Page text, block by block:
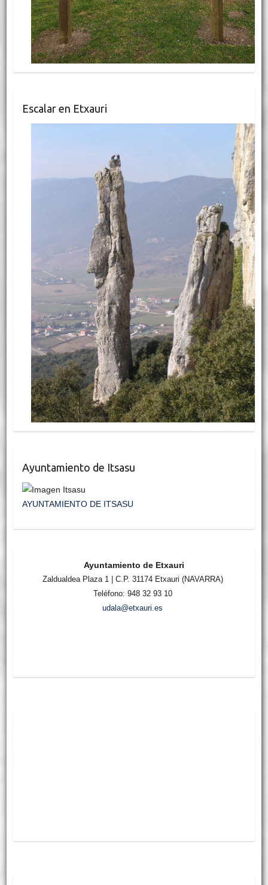
Escalar en Etxauri
Ayuntamiento de Itsasu
AYUNTAMIENTO DE ITSASU
Ayuntamiento de Etxauri
Zaldualdea Plaza 1 | C.P. 31174 Etxauri (NAVARRA)
Teléfono: 948 32 93 10
udala@etxauri.es